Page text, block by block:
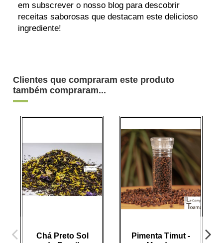
em subscrever o nosso blog para descobrir
receitas saborosas que destacam este delicioso
ingrediente!
Clientes que compraram este produto
também compraram...
Chá Preto Sol
Pimenta Timut -